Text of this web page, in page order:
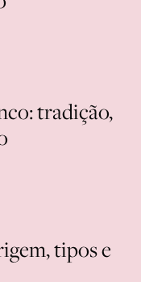
tradição,
tipos e